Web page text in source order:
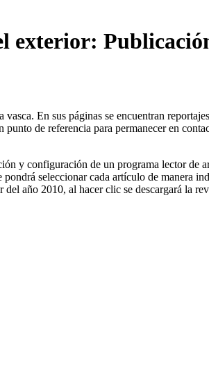
exterior:
En sus páginas se encuentran
de referencia para permanecer en
y configuración de un programa lector de
seleccionar cada artículo de manera
año 2010, al hacer clic se descargará la